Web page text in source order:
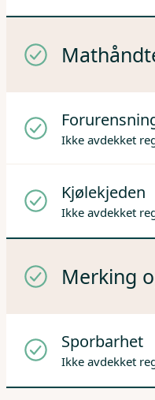
Ikke avdekket
Kjølekjeden
Ikke avdekket
Merking
Sporbarhet
Ikke avdekket